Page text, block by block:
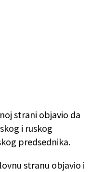
strani objavio da
i ruskog
predsednika.
stranu objavio i